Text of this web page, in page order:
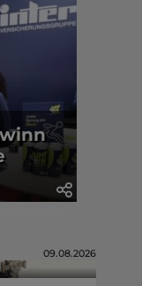
09.08.2026